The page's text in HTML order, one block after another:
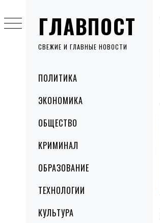
ГЛАВПОСТ
СВЕЖИЕ И ГЛАВНЫЕ НОВОСТИ
MenuПОЛИТИКА
ЭКОНОМИКА
ОБЩЕСТВО
КРИМИНАЛ
ОБРАЗОВАНИЕ
ТЕХНОЛОГИИ
КУЛЬТУРА
to
content